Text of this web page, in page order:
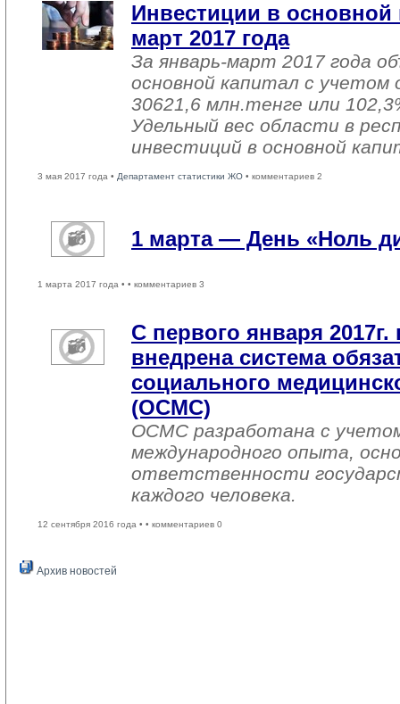
Инвестиции в основной
март 2017 года
За январь-март 2017 года
основной капитал с учетом
30621,6 млн.тенге или
Удельный вес области в
инвестиций в основной
3 мая 2017 года • Департамент статистики ЖО • комментариев 2
1 марта — День «Ноль
1 марта 2017 года • • комментариев 3
С первого января 2017г.
внедрена система
социального
(ОСМС)
ОСМС разработана с
международного опыта,
ответственности
каждого человека.
12 сентября 2016 года • • комментариев 0
Архив новостей